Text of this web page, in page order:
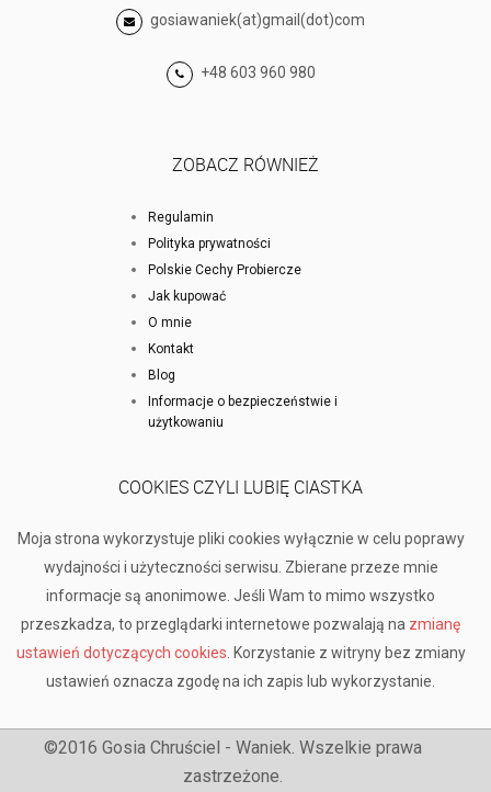
gosiawaniek(at)gmail(dot)com
+48 603 960 980
ZOBACZ RÓWNIEŻ
Regulamin
Polityka prywatności
Polskie Cechy Probiercze
Jak kupować
O mnie
Kontakt
Blog
Informacje o bezpieczeństwie i
użytkowaniu
COOKIES CZYLI LUBIĘ CIASTKA
Moja strona wykorzystuje pliki cookies wyłącznie w celu poprawy
wydajności i użyteczności serwisu. Zbierane przeze mnie
informacje są anonimowe. Jeśli Wam to mimo wszystko
przeszkadza, to przeglądarki internetowe pozwalają na zmianę
ustawień dotyczących cookies . Korzystanie z witryny bez zmiany
ustawień oznacza zgodę na ich zapis lub wykorzystanie.
©2016 Gosia Chruściel - Waniek. Wszelkie prawa
zastrzeżone.